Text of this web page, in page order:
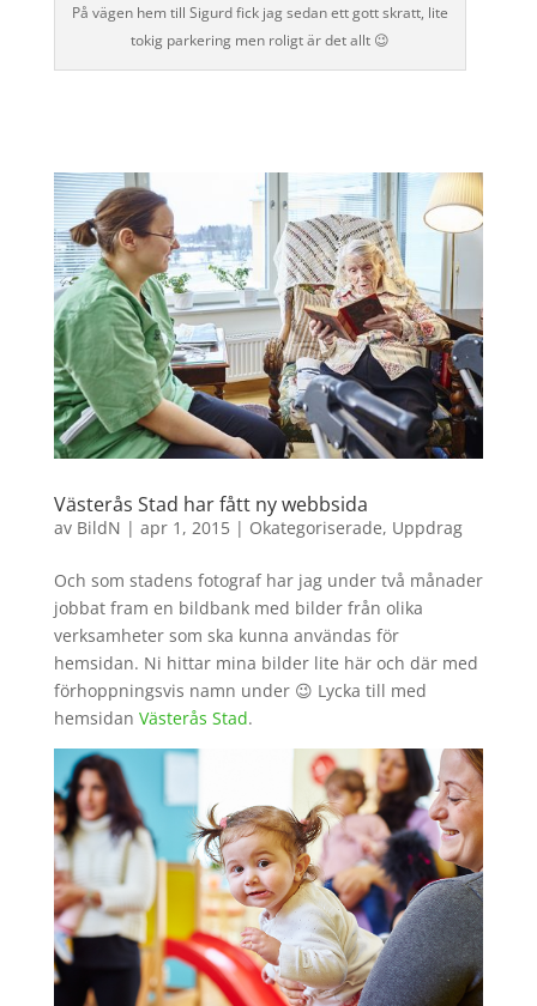
På vägen hem till Sigurd fick jag sedan ett gott skratt, lite
tokig parkering men roligt är det allt 😉
Västerås Stad har fått ny webbsida
av BildN | apr 1, 2015| Okategoriserade, Uppdrag
Och som stadens fotograf har jag under två månader
jobbat fram en bildbank med bilder från olika
verksamheter som ska kunna användas för
hemsidan. Ni hittar mina bilder lite här och där med
förhoppningsvis namn under 😉 Lycka till med
hemsidan Västerås Stad.